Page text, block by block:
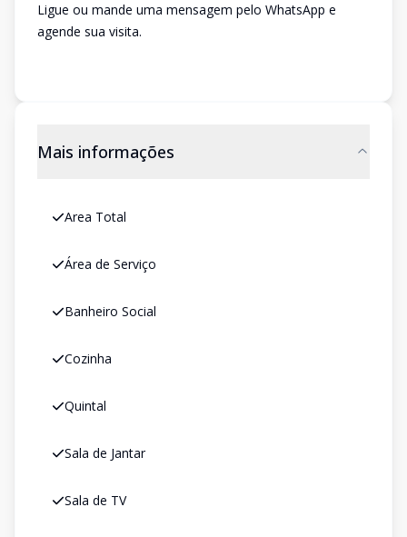
Ligue ou mande uma mensagem pelo WhatsApp e
agende sua visita.
Mais informações
Area Total
Área de Serviço
Banheiro Social
Cozinha
Quintal
Sala de Jantar
Sala de TV